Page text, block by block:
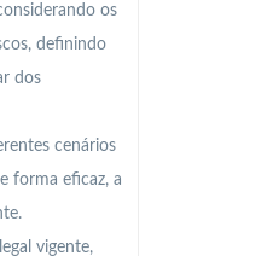
os
definindo
dos
cenários
forma eficaz, a
vigente,